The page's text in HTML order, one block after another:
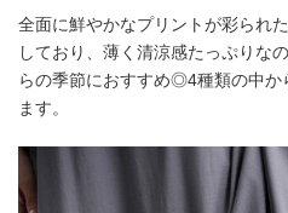
全面に鮮やかなプリントが彩られ
しており、薄く清涼感たっぷりな
らの季節におすすめ◎4種類の中か
ます。